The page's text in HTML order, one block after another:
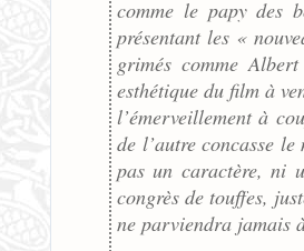
comme le papy des
présentant les «
grimés comme
esthétique du film à
l’émerveillement à
de l’autre concasse
pas un caractère, ni
congrès de touffes,
ne parviendra jamais